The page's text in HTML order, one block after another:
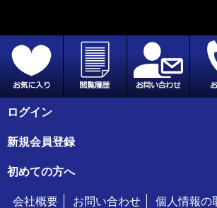
ログイン
新規会員登録
初めての方へ
会社概要 お問い合わせ 個人情報の